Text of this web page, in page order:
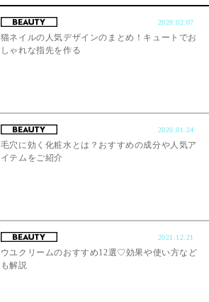
2020.02.07
猫ネイルの人気デザインのまとめ！キュートでお
しゃれな指先を作る
2020.01.24
毛穴に効く化粧水とは？おすすめの成分や人気ア
イテムをご紹介
2021.12.21
ウユクリームのおすすめ12選♡効果や使い方など
も解説